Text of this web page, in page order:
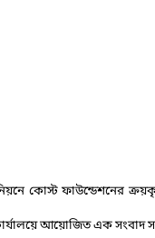
কোস্ট ফাউন্ডেশনের
আয়োজিত এক সংবাদ